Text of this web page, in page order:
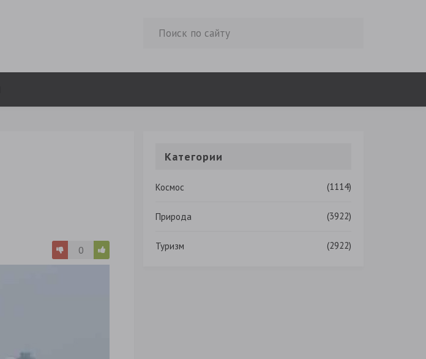
0
Категории
Космос (1114)
Природа (3922)
Туризм (2922)